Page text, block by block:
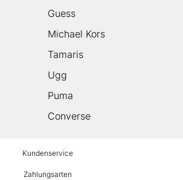
Guess
Michael Kors
Tamaris
Ugg
Puma
Converse
Kundenservice
Zahlungsarten